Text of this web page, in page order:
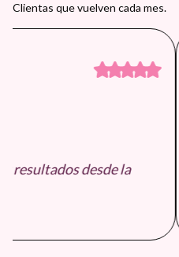
Clientas que vuelven cada mes.
resultados desde la